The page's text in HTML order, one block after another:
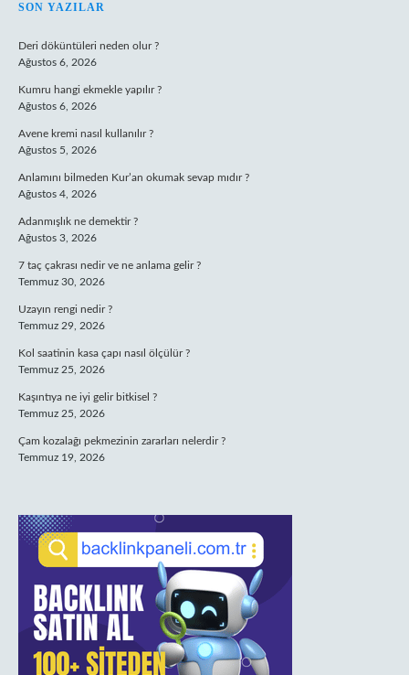
SIDEBAR
SON YAZILAR
Deri döküntüleri neden olur ?
Ağustos 6, 2026
Kumru hangi ekmekle yapılır ?
Ağustos 6, 2026
Avene kremi nasıl kullanılır ?
Ağustos 5, 2026
Anlamını bilmeden Kur’an okumak sevap mıdır ?
Ağustos 4, 2026
Adanmışlık ne demektir ?
Ağustos 3, 2026
7 taç çakrası nedir ve ne anlama gelir ?
Temmuz 30, 2026
Uzayın rengi nedir ?
Temmuz 29, 2026
Kol saatinin kasa çapı nasıl ölçülür ?
Temmuz 25, 2026
Kaşıntıya ne iyi gelir bitkisel ?
Temmuz 25, 2026
Çam kozalağı pekmezinin zararları nelerdir ?
Temmuz 19, 2026